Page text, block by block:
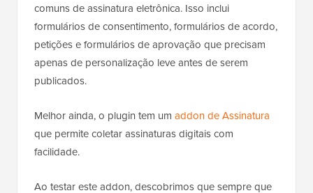
comuns de assinatura eletrônica. Isso inclui
formulários de consentimento, formulários de acordo,
petições e formulários de aprovação que precisam
apenas de personalização leve antes de serem
publicados.
Melhor ainda, o plugin tem um addon de Assinatura
que permite coletar assinaturas digitais com
facilidade.
Ao testar este addon, descobrimos que sempre que